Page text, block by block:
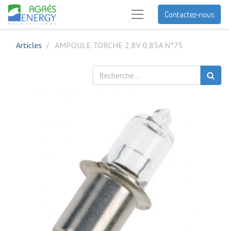
Contactez-nous
Articles AMPOULE TORCHE 2,8V 0,85A N°75